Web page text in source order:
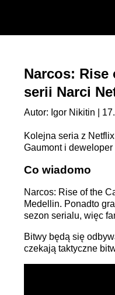
Narcos: Rise
serii Narci
Autor: Igor Nikitin |
Kolejna seria z
Gaumont i
Co wiadomo
Narcos: Rise of the
Medellin. Ponadto
sezon serialu, więc
Bitwy będą się
czekają taktyczne